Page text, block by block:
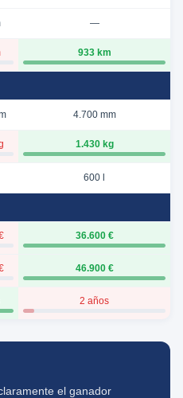
—
933 km
4.700 mm
1.430 kg
600 l
36.600 €
46.900 €
2 años
el ganador